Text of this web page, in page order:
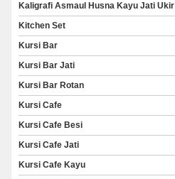
Kaligrafi Asmaul Husna Kayu Jati Ukir
Kitchen Set
Kursi Bar
Kursi Bar Jati
Kursi Bar Rotan
Kursi Cafe
Kursi Cafe Besi
Kursi Cafe Jati
Kursi Cafe Kayu